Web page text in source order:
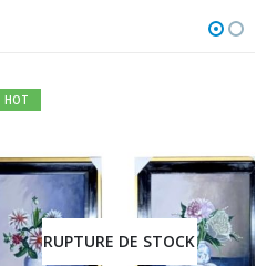
HOT
RUPTURE DE STOCK